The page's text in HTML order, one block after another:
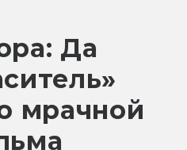
Да
мрачной